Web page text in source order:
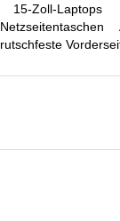
Laptops